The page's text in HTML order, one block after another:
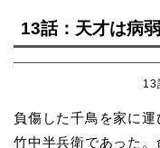
13話：天才は病
13
負傷した千鳥を家に運
竹中半兵衛であった